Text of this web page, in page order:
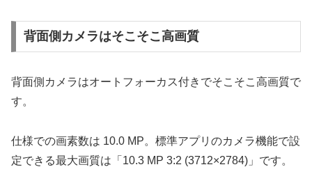
背面側カメラはそこそこ高画質
背面側カメラはオートフォーカス付きでそこそこ高画質で
す。
仕様での画素数は 10.0 MP。標準アプリのカメラ機能で設
定できる最大画質は「10.3 MP 3:2 (3712×2784)」です。